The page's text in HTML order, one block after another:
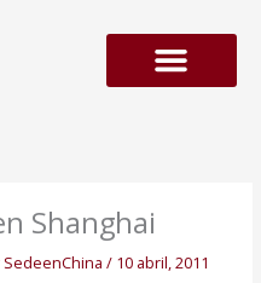
Shanghai
SedeenChina / 10 abril, 2011